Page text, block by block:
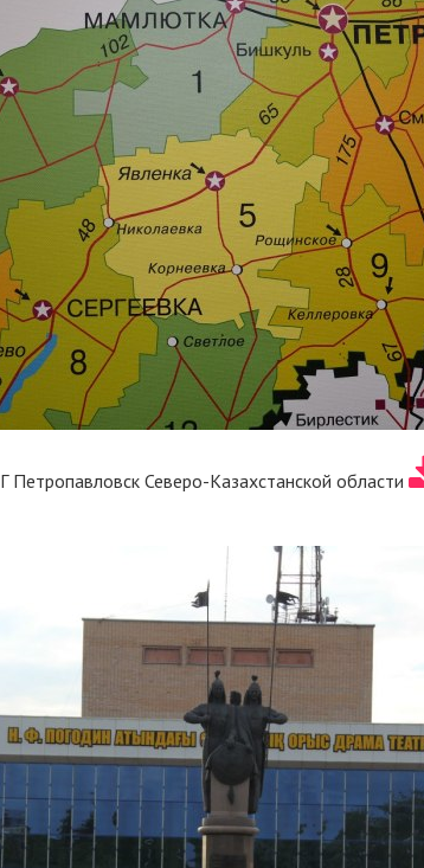
Г Петропавловск Северо-Казахстанской области